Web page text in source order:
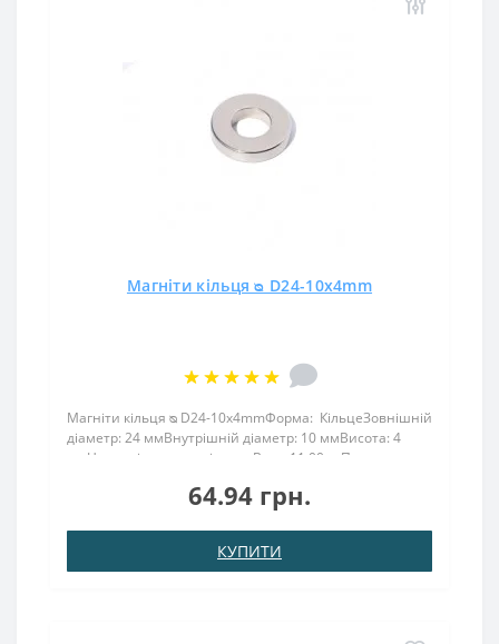
Магніти кільця ᴓ D24-10x4mm
Магніти кільця ᴓ D24-10x4mmФорма: КільцеЗовнішній
діаметр: 24 ммВнутрішній діаметр: 10 ммВисота: 4
ммНамагнічення: аксіальнеВага: 11,00 грПоверх.
.: 6,00 кгТемпература використання: до ..
64.94 грн.
КУПИТИ